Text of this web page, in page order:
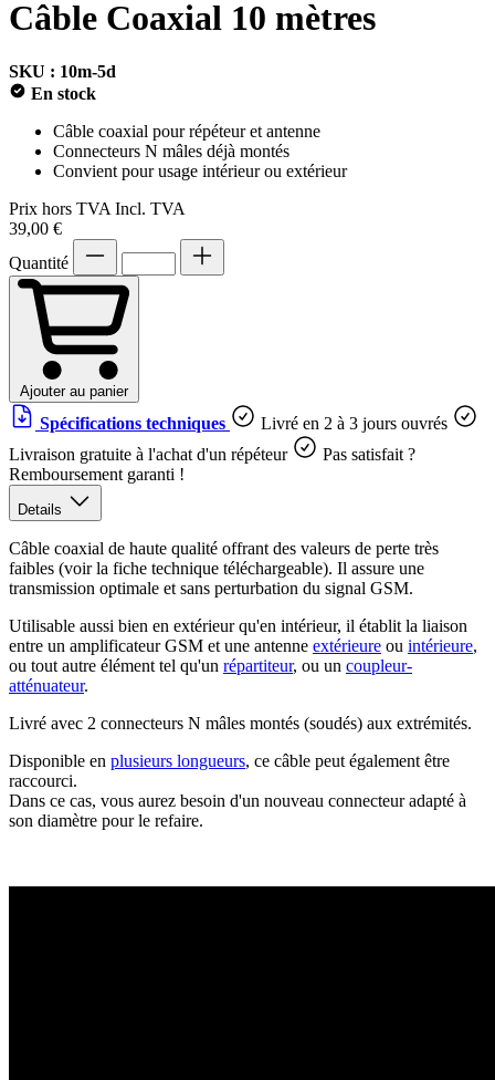
Câble Coaxial 10 mètres
SKU : 10m-5d
En stock
Câble coaxial pour répéteur et antenne
Connecteurs N mâles déjà montés
Convient pour usage intérieur ou extérieur
Prix hors TVA Incl. TVA
39,00 €
Quantité
Ajouter au panier
Spécifications techniques
Livré en 2 à 3 jours ouvrés
Livraison gratuite à l'achat d'un répéteur
Pas satisfait ?
Remboursement garanti !
Details
Câble coaxial de haute qualité offrant des valeurs de perte très
faibles (voir la fiche technique téléchargeable). Il assure une
transmission optimale et sans perturbation du signal GSM.
Utilisable aussi bien en extérieur qu'en intérieur, il établit la liaison
entre un amplificateur GSM et une antenne extérieure ou intérieure,
ou tout autre élément tel qu'un répartiteur, ou un coupleur-
atténuateur.
Livré avec 2 connecteurs N mâles montés (soudés) aux extrémités.
Disponible en plusieurs longueurs, ce câble peut également être
raccourci.
Dans ce cas, vous aurez besoin d'un nouveau connecteur adapté à
son diamètre pour le refaire.